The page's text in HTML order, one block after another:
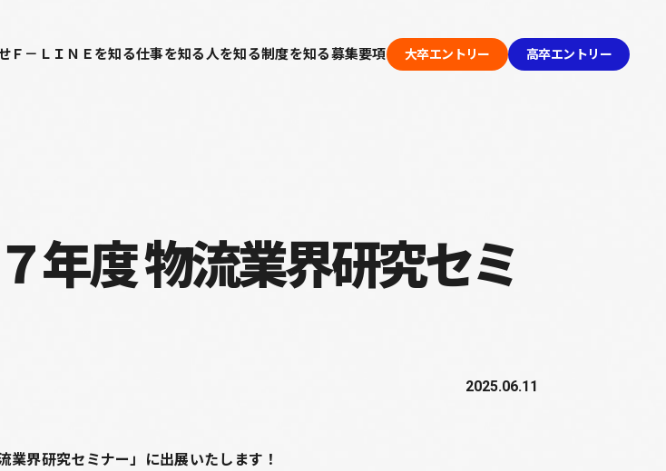
Ｆ－ＬＩＮＥを知る仕事を知る人を知る制度を知る募集要項 大卒エントリー 高卒エントリー
年度 物流業界研究セミ
2025.06.11
界研究セミナー」に出展いたします！